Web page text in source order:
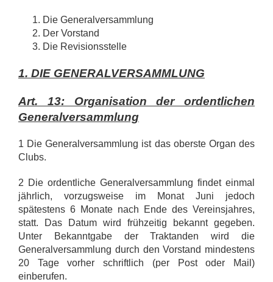
Die Generalversammlung
Der Vorstand
Die Revisionsstelle
1. DIE GENERALVERSAMMLUNG
Art. 13: Organisation der ordentlichen
Generalversammlung
1 Die Generalversammlung ist das oberste Organ des
Clubs.
2 Die ordentliche Generalversammlung findet einmal
jährlich, vorzugsweise im Monat Juni jedoch
spätestens 6 Monate nach Ende des Vereinsjahres,
statt. Das Datum wird frühzeitig bekannt gegeben.
Unter Bekanntgabe der Traktanden wird die
Generalversammlung durch den Vorstand mindestens
20 Tage vorher schriftlich (per Post oder Mail)
einberufen.